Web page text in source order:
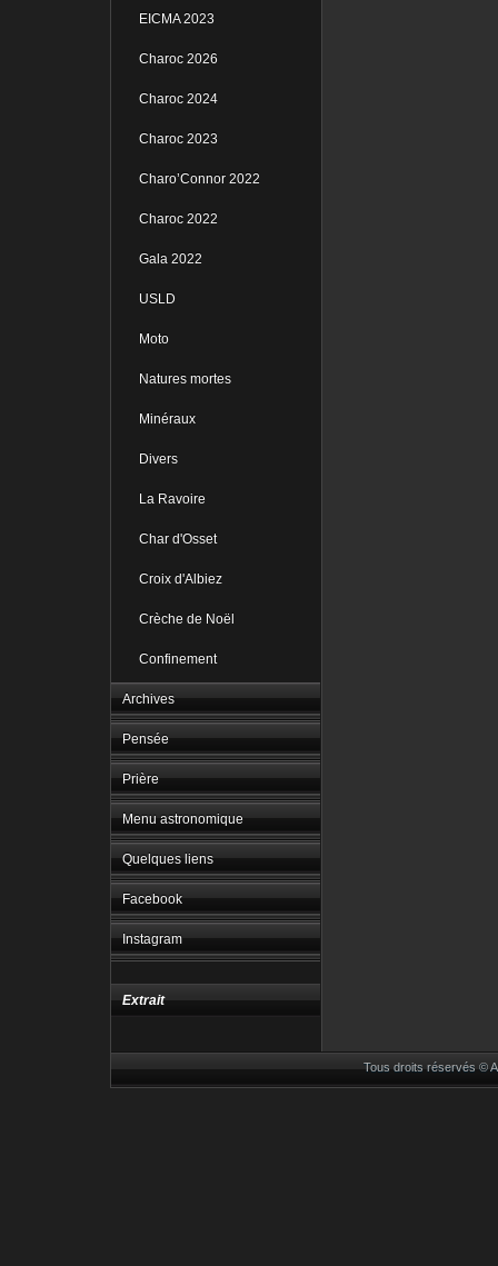
EICMA 2023
Charoc 2026
Charoc 2024
Charoc 2023
Charo’Connor 2022
Charoc 2022
Gala 2022
USLD
Moto
Natures mortes
Minéraux
Divers
La Ravoire
Char d'Osset
Croix d'Albiez
Crèche de Noël
Confinement
Archives
Pensée
Prière
Menu astronomique
Quelques liens
Facebook
Instagram
Extrait
Tous droits réservés ©